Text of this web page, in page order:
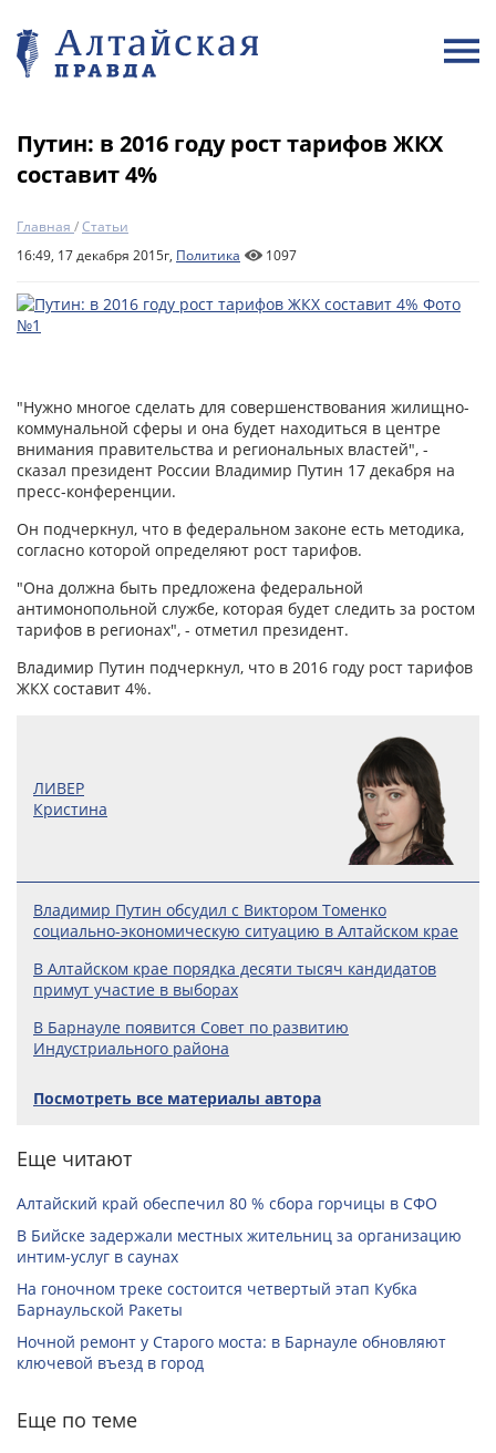
Путин: в 2016 году рост тарифов ЖКХ
составит 4%
Главная /Статьи
16:49, 17 декабря 2015г, Политика 1097
"Нужно многое сделать для совершенствования жилищно-
коммунальной сферы и она будет находиться в центре
внимания правительства и региональных властей", -
сказал президент России Владимир Путин 17 декабря на
пресс-конференции.
Он подчеркнул, что в федеральном законе есть методика,
согласно которой определяют рост тарифов.
"Она должна быть предложена федеральной
антимонопольной службе, которая будет следить за ростом
тарифов в регионах", - отметил президент.
Владимир Путин подчеркнул, что в 2016 году рост тарифов
ЖКХ составит 4%.
ЛИВЕР
Кристина
Владимир Путин обсудил с Виктором Томенко
социально-экономическую ситуацию в Алтайском крае
В Алтайском крае порядка десяти тысяч кандидатов
примут участие в выборах
В Барнауле появится Совет по развитию
Индустриального района
Посмотреть все материалы автора
Еще читают
Алтайский край обеспечил 80 % сбора горчицы в СФО
В Бийске задержали местных жительниц за организацию
интим-услуг в саунах
На гоночном треке состоится четвертый этап Кубка
Барнаульской Ракеты
Ночной ремонт у Старого моста: в Барнауле обновляют
ключевой въезд в город
Еще по теме